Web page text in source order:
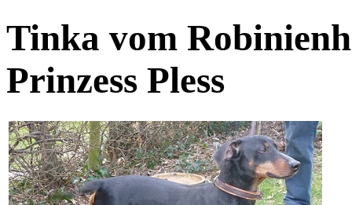
Tinka vom
Prinzess Pless